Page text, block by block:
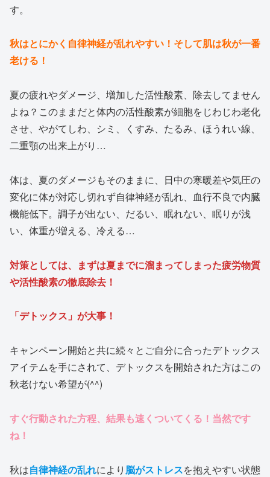
す。
秋はとにかく自律神経が乱れやすい！そして肌は秋が一番
老ける！
夏の疲れやダメージ、増加した活性酸素、除去してません
よね？このままだと体内の活性酸素が細胞をじわじわ老化
させ、やがてしわ、シミ、くすみ、たるみ、ほうれい線、
二重顎の出来上がり…
体は、夏のダメージもそのままに、日中の寒暖差や気圧の
変化に体が対応し切れず自律神経が乱れ、血行不良で内臓
機能低下。調子が出ない、だるい、眠れない、眠りが浅
い、体重が増える、冷える…
対策としては、まずは夏までに溜まってしまった疲労物質
や活性酸素の徹底除去！
「デトックス」が大事！
キャンペーン開始と共に続々とご自分に合ったデトックス
アイテムを手にされて、デトックスを開始された方はこの
秋老けない希望が(^^)
すぐ行動された方程、結果も速くついてくる！当然です
ね！
秋は自律神経の乱れにより 脳がストレスを抱えやすい状態